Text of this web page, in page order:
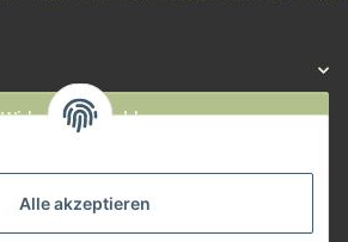
Alle akzeptieren
Widerruf anmelden